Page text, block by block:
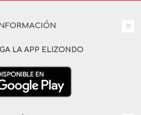
INFORMACIÓN
LA APP ELIZONDO